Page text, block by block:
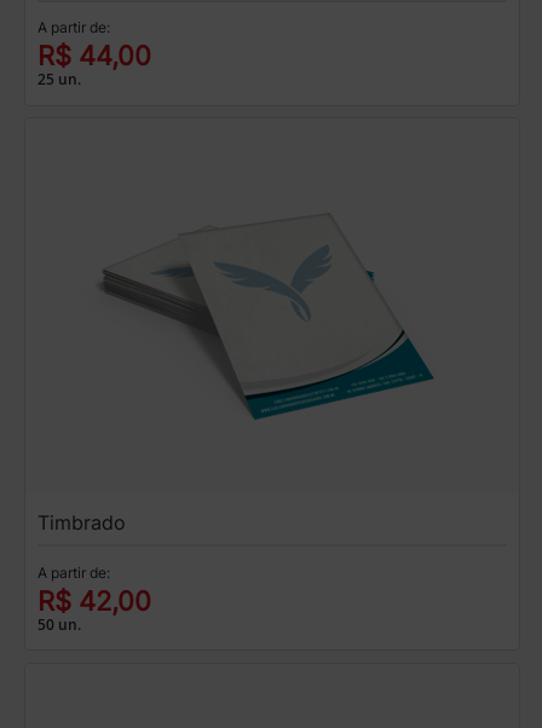
A partir de:
R$ 44,00
25 un.
Timbrado
A partir de:
R$ 42,00
50 un.